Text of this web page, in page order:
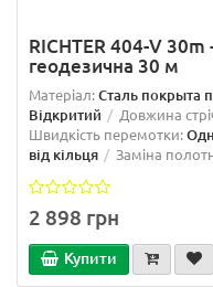
RICHTER 404-V
геодезична 30 м
Матеріал:Сталь покрыта
Відкритий Довжина
Швидкість перемотки:
від кільця
Заміна
2 898 грн
Купити